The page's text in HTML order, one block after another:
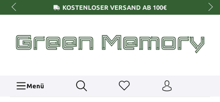
KOSTENLOSER VERSAND AB 100€
Menü